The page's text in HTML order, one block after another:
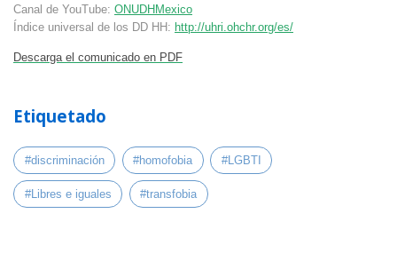
Canal de YouTube: ONUDHMexico
Índice universal de los DD HH: http://uhri.ohchr.org/es/
Descarga el comunicado en PDF
Etiquetado
#discriminación #homofobia #LGBTI
#Libres e iguales #transfobia